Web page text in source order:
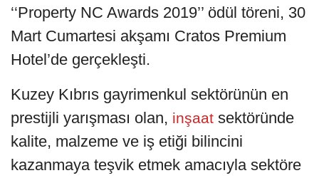
‘‘Property NC Awards 2019’’ ödül töreni, 30
Mart Cumartesi akşamı Cratos Premium
Hotel’de gerçekleşti.
Kuzey Kıbrıs gayrimenkul sektörünün en
prestijli yarışması olan, inşaat sektöründe
kalite, malzeme ve iş etiği bilincini
kazanmaya teşvik etmek amacıyla sektöre